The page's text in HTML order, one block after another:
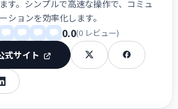
す。シンプルで高速な操作で、コミュ
ションを効率化します。
0.0(0 レビュー)
式サイト